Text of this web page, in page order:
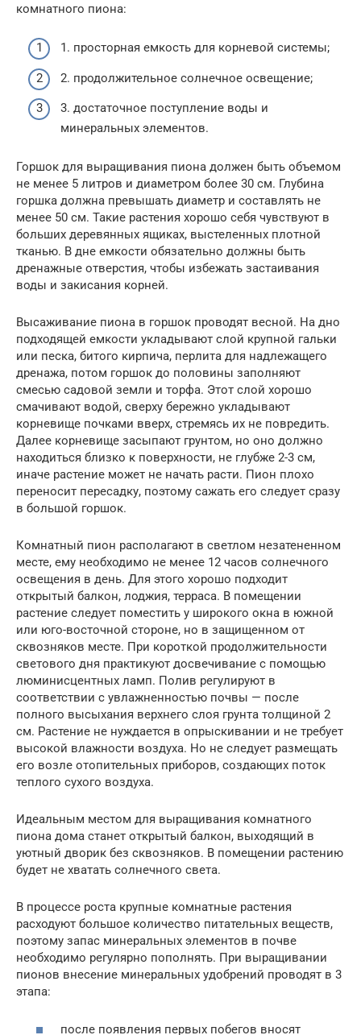
комнатного пиона:
1. просторная емкость для корневой системы;
2. продолжительное солнечное освещение;
3. достаточное поступление воды и
минеральных элементов.
Горшок для выращивания пиона должен быть объемом
не менее 5 литров и диаметром более 30 см. Глубина
горшка должна превышать диаметр и составлять не
менее 50 см. Такие растения хорошо себя чувствуют в
больших деревянных ящиках, выстеленных плотной
тканью. В дне емкости обязательно должны быть
дренажные отверстия, чтобы избежать застаивания
воды и закисания корней.
Высаживание пиона в горшок проводят весной. На дно
подходящей емкости укладывают слой крупной гальки
или песка, битого кирпича, перлита для надлежащего
дренажа, потом горшок до половины заполняют
смесью садовой земли и торфа. Этот слой хорошо
смачивают водой, сверху бережно укладывают
корневище почками вверх, стремясь их не повредить.
Далее корневище засыпают грунтом, но оно должно
находиться близко к поверхности, не глубже 2-3 см,
иначе растение может не начать расти. Пион плохо
переносит пересадку, поэтому сажать его следует сразу
в большой горшок.
Комнатный пион располагают в светлом незатененном
месте, ему необходимо не менее 12 часов солнечного
освещения в день. Для этого хорошо подходит
открытый балкон, лоджия, терраса. В помещении
растение следует поместить у широкого окна в южной
или юго-восточной стороне, но в защищенном от
сквозняков месте. При короткой продолжительности
светового дня практикуют досвечивание с помощью
люминисцентных ламп. Полив регулируют в
соответствии с увлажненностью почвы — после
полного высыхания верхнего слоя грунта толщиной 2
см. Растение не нуждается в опрыскивании и не требует
высокой влажности воздуха. Но не следует размещать
его возле отопительных приборов, создающих поток
теплого сухого воздуха.
Идеальным местом для выращивания комнатного
пиона дома станет открытый балкон, выходящий в
уютный дворик без сквозняков. В помещении растению
будет не хватать солнечного света.
В процессе роста крупные комнатные растения
расходуют большое количество питательных веществ,
поэтому запас минеральных элементов в почве
необходимо регулярно пополнять. При выращивании
пионов внесение минеральных удобрений проводят в 3
этапа:
после появления первых побегов вносят